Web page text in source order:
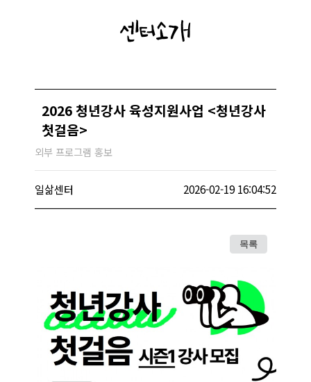
센터소개
2026 청년강사 육성지원사업 <청년강사
첫걸음>
외부 프로그램 홍보
일삶센터 2026-02-19 16:04:52
목록